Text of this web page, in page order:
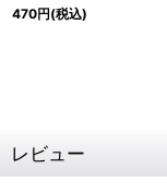
470円(税込)
レビュー